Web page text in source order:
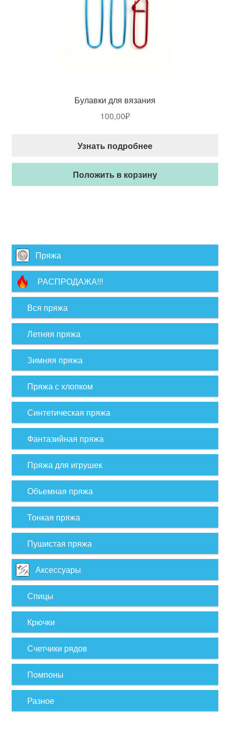
Булавки для вязания
100,00₽
Узнать подробнее
Положить в корзину
Пряжа
РАСПРОДАЖА!!!
Вся пряжа
Летняя пряжа
Зимняя пряжа
Пряжа с хлопком
Синтетическая пряжа
Фантазийная пряжа
Пряжа для игрушек
Объемная пряжа
Тонкая пряжа
Пушистая пряжа
Аксессуары
Спицы
Крючки
Счетчики рядов
Помпоны
Разное